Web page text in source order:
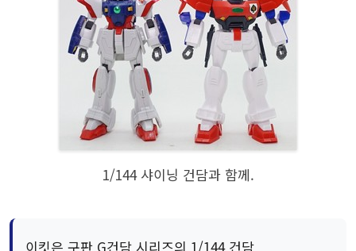
1/144 샤이닝 건담과 함께.
이킷은 구판 G건담 시리즈의 1/144 건담